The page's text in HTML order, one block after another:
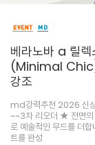
베라노바 a 릴
(Minimal
강조
md강력추천 2026 신
~~3차 리오더 ★ 전면의
로 예술적인 무드를 더
트를 완성